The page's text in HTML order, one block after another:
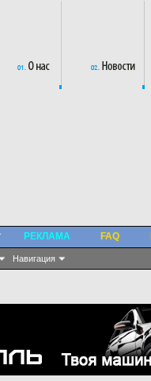
Навигация
РЕКЛАМА FAQ